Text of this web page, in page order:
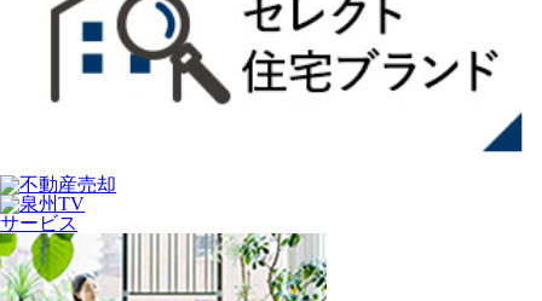
サービス